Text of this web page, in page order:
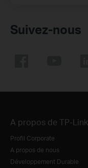
Suivez-nous
A propos de TP-Link
Profil Corporate
A propos de nous
Développement Durable